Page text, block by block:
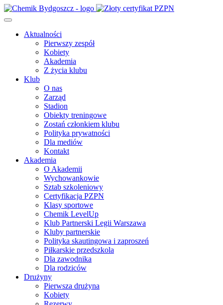
Aktualności
Pierwszy zespół
Kobiety
Akademia
Z życia klubu
Klub
O nas
Zarząd
Stadion
Obiekty treningowe
Zostań członkiem klubu
Polityka prywatności
Dla mediów
Kontakt
Akademia
O Akademii
Wychowankowie
Sztab szkoleniowy
Certyfikacja PZPN
Klasy sportowe
Chemik LevelUp
Klub Partnerski Legii Warszawa
Kluby partnerskie
Polityka skautingowa i zaproszeń
Piłkarskie przedszkola
Dla zawodnika
Dla rodziców
Drużyny
Pierwsza drużyna
Kobiety